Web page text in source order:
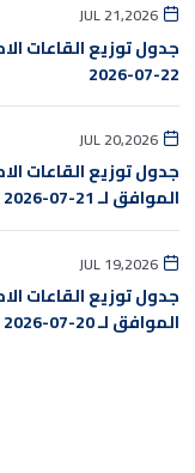
JUL 21,2026
جدول توزيع القاعات
22-07-2026
JUL 20,2026
جدول توزيع القاعات
الموافق لـ 21-07-2026
JUL 19,2026
جدول توزيع القاعات
الموافق لـ 20-07-2026